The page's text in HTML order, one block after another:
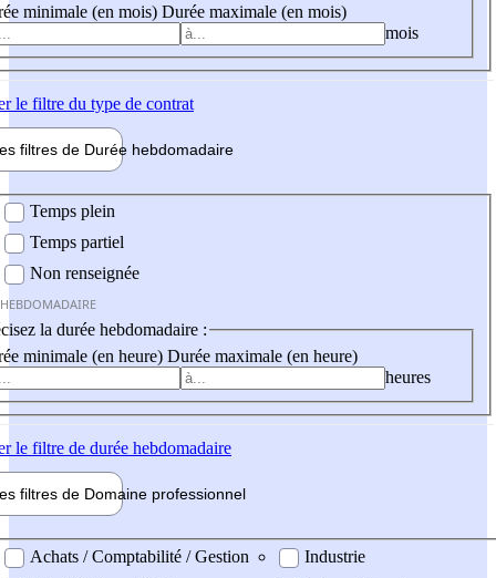
minimale (en mois) Durée maximale (en mois)
mois
le filtre du type de contrat
filtres de Durée hebdomadaire
Temps plein
Temps partiel
Non renseignée
la durée hebdomadaire :
minimale (en heure) Durée maximale (en heure)
heures
le filtre de durée hebdomadaire
filtres de Domaine professionnel
professionel
Achats / Comptabilité / Gestion
Industrie